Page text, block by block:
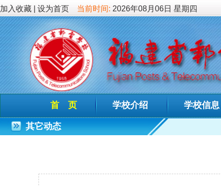
加入收藏|设为首页 当前时间:2026年08月06日 星期四
首 页 学校介绍 学校信息 德育教
“邮”新
流金九